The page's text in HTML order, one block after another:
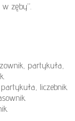
zęby”.
partykuła,
liczebnik.